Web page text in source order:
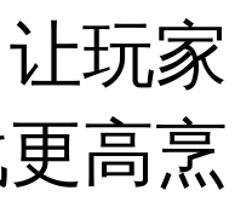
玩家
高烹